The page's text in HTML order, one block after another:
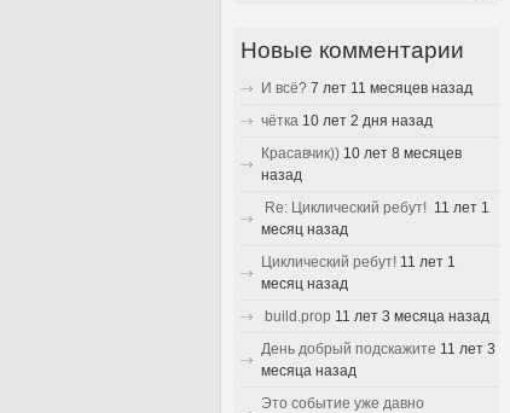
Новые комментарии
И всё? 7 лет 11 месяцев назад
чётка 10 лет 2 дня назад
Красавчик)) 10 лет 8 месяцев
назад
Re: Циклический ребут! 11 лет 1
месяц назад
Циклический ребут! 11 лет 1
месяц назад
build.prop 11 лет 3 месяца назад
День добрый подскажите 11 лет 3
месяца назад
Это событие уже давно